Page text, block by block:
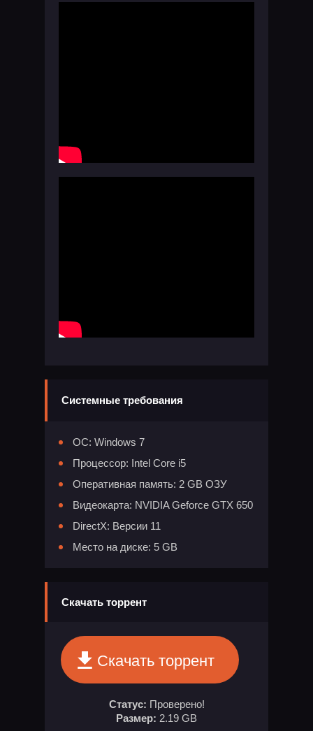
Системные требования
ОС: Windows 7
Процессор: Intel Core i5
Оперативная память: 2 GB ОЗУ
Видеокарта: NVIDIA Geforce GTX 650
DirectX: Версии 11
Место на диске: 5 GB
Скачать торрент
Скачать торрент
Статус: Проверено!
Размер: 2.19 GB